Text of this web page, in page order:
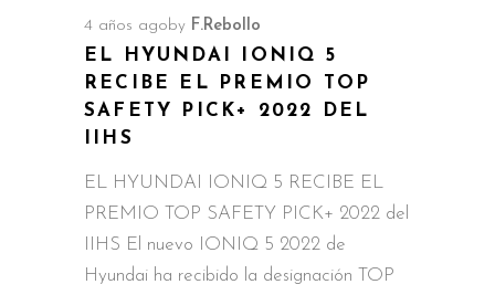
4 años ago by F.Rebollo
EL HYUNDAI IONIQ 5
RECIBE EL PREMIO TOP
SAFETY PICK+ 2022 DEL
IIHS
EL HYUNDAI IONIQ 5 RECIBE EL
PREMIO TOP SAFETY PICK+ 2022 del
IIHS El nuevo IONIQ 5 2022 de
Hyundai ha recibido la designación TOP